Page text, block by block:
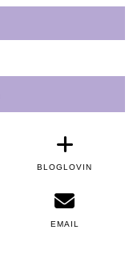
BLOGLOVIN
EMAIL